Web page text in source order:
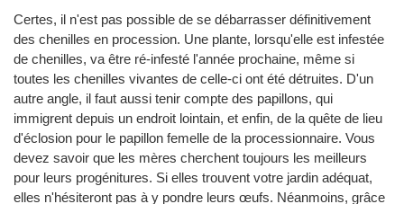
Certes, il n'est pas possible de se débarrasser définitivement
des chenilles en procession. Une plante, lorsqu'elle est infestée
de chenilles, va être ré-infesté l'année prochaine, même si
toutes les chenilles vivantes de celle-ci ont été détruites. D'un
autre angle, il faut aussi tenir compte des papillons, qui
immigrent depuis un endroit lointain, et enfin, de la quête de lieu
d'éclosion pour le papillon femelle de la processionnaire. Vous
devez savoir que les mères cherchent toujours les meilleurs
pour leurs progénitures. Si elles trouvent votre jardin adéquat,
elles n'hésiteront pas à y pondre leurs œufs. Néanmoins, grâce